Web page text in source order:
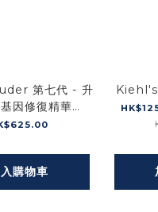
第七代 - 升
因修復精華
(平行進口)
購物車
Kiehl's